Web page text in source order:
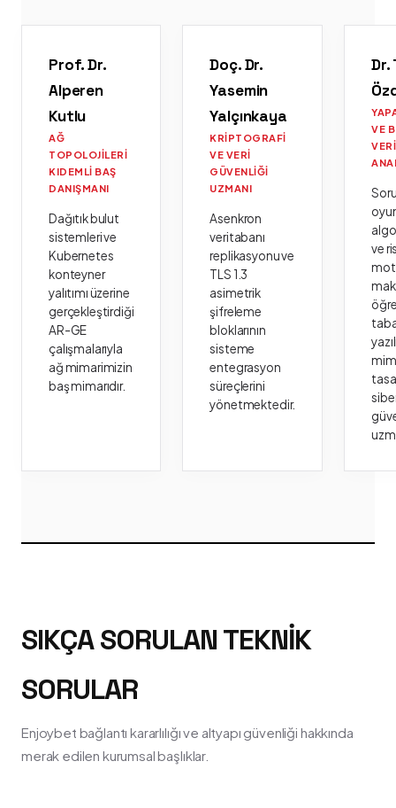
Prof. Dr.
Alperen
Kutlu
AĞ
TOPOLOJILERI
KIDEMLI BAŞ
DANIŞMANI
Dağıtık bulut
sistemleri ve
Kubernetes
konteyner
yalıtımı üzerine
gerçekleştirdiği
AR-GE
çalışmalarıyla
ağ mimarimizin
baş mimarıdır.
Doç. Dr.
Yasemin
Yalçınkaya
KRIPTOGRAFI
VE VERI
GÜVENLIĞI
UZMANI
Asenkron
veritabanı
replikasyonu ve
TLS 1.3
asimetrik
şifreleme
bloklarının
sisteme
entegrasyon
süreçlerini
yönetmektedir.
Dr.
VE
VERI
ve
SIKÇA SORULAN TEKNIK
SORULAR
Enjoybet bağlantı kararlılığı ve altyapı güvenliği hakkında
merak edilen kurumsal başlıklar.